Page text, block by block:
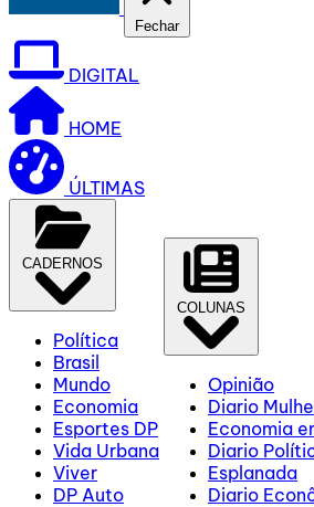
Fechar
DIGITAL
HOME
ÚLTIMAS
CADERNOS
Política
Brasil
Mundo
Economia
Esportes DP
Vida Urbana
Viver
DP Auto
COLUNAS
Opinião
Diario
Economia
Diario
Esplanada
Diario